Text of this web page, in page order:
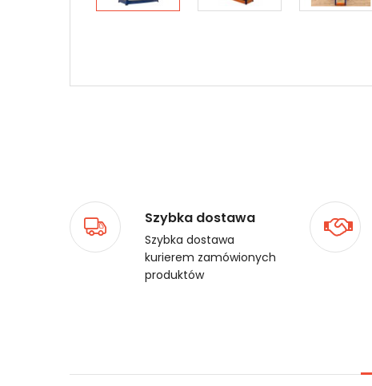
Szybka dostawa
Szybka dostawa
kurierem zamówionych
produktów